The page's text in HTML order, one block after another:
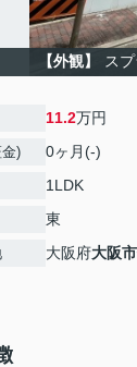
【外観】 ス
11.2万円
) 0ヶ月(-)
1LDK
東
大阪府大阪